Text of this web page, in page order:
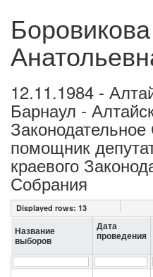
12.11.1984 -
Барнаул -
помощник
краевого
Собрания
Displayed rows: 13
Название
выборов
Дата
проведения